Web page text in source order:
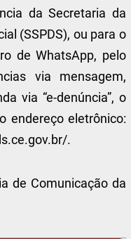
da Secretaria da
(SSPDS), ou para o
de WhatsApp, pelo
via mensagem,
via “e-denúncia”, o
endereço eletrônico:
.
de Comunicação da